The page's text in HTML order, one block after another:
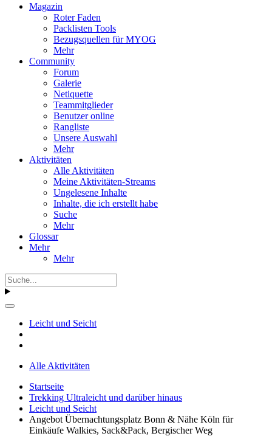
Magazin
Roter Faden
Packlisten Tools
Bezugsquellen für MYOG
Mehr
Community
Forum
Galerie
Netiquette
Teammitglieder
Benutzer online
Rangliste
Unsere Auswahl
Mehr
Aktivitäten
Alle Aktivitäten
Meine Aktivitäten-Streams
Ungelesene Inhalte
Inhalte, die ich erstellt habe
Suche
Mehr
Glossar
Mehr
Mehr
Leicht und Seicht
Alle Aktivitäten
Startseite
Trekking Ultraleicht und darüber hinaus
Leicht und Seicht
Angebot Übernachtungsplatz Bonn & Nähe Köln für
Einkäufe Walkies, Sack&Pack, Bergischer Weg